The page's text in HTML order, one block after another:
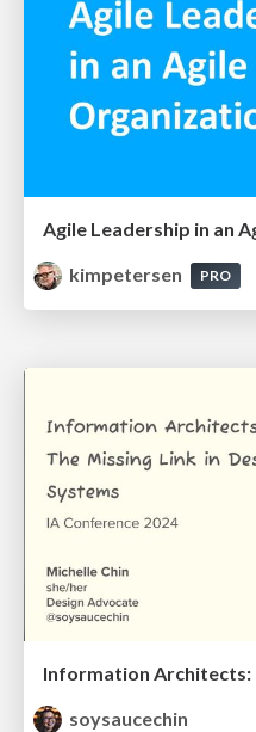
Agile Leadership in an
kimpetersen
PRO
soysaucechin